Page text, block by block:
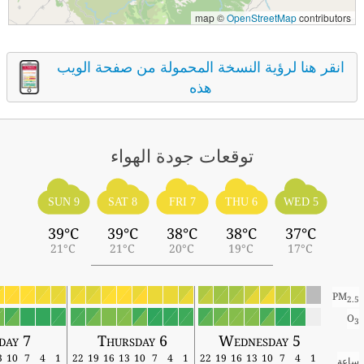
map ©OpenStreetMapcontributors
انقر هنا لرؤية النسخة المحمولة من صفحة الويب
هذه
توقعات جودة الهواء
WED 5
37°C
17°C
THU 6
38°C
19°C
FRI 7
38°C
20°C
SAT 8
39°C
21°C
SUN 9
39°C
21°C
PM2.5
O
Wednesday 5
Thursday 6
7
ساعة 1
4
7
10
13
16
19
22
1
4
7
10
13
16
19
22
1
4
7
10